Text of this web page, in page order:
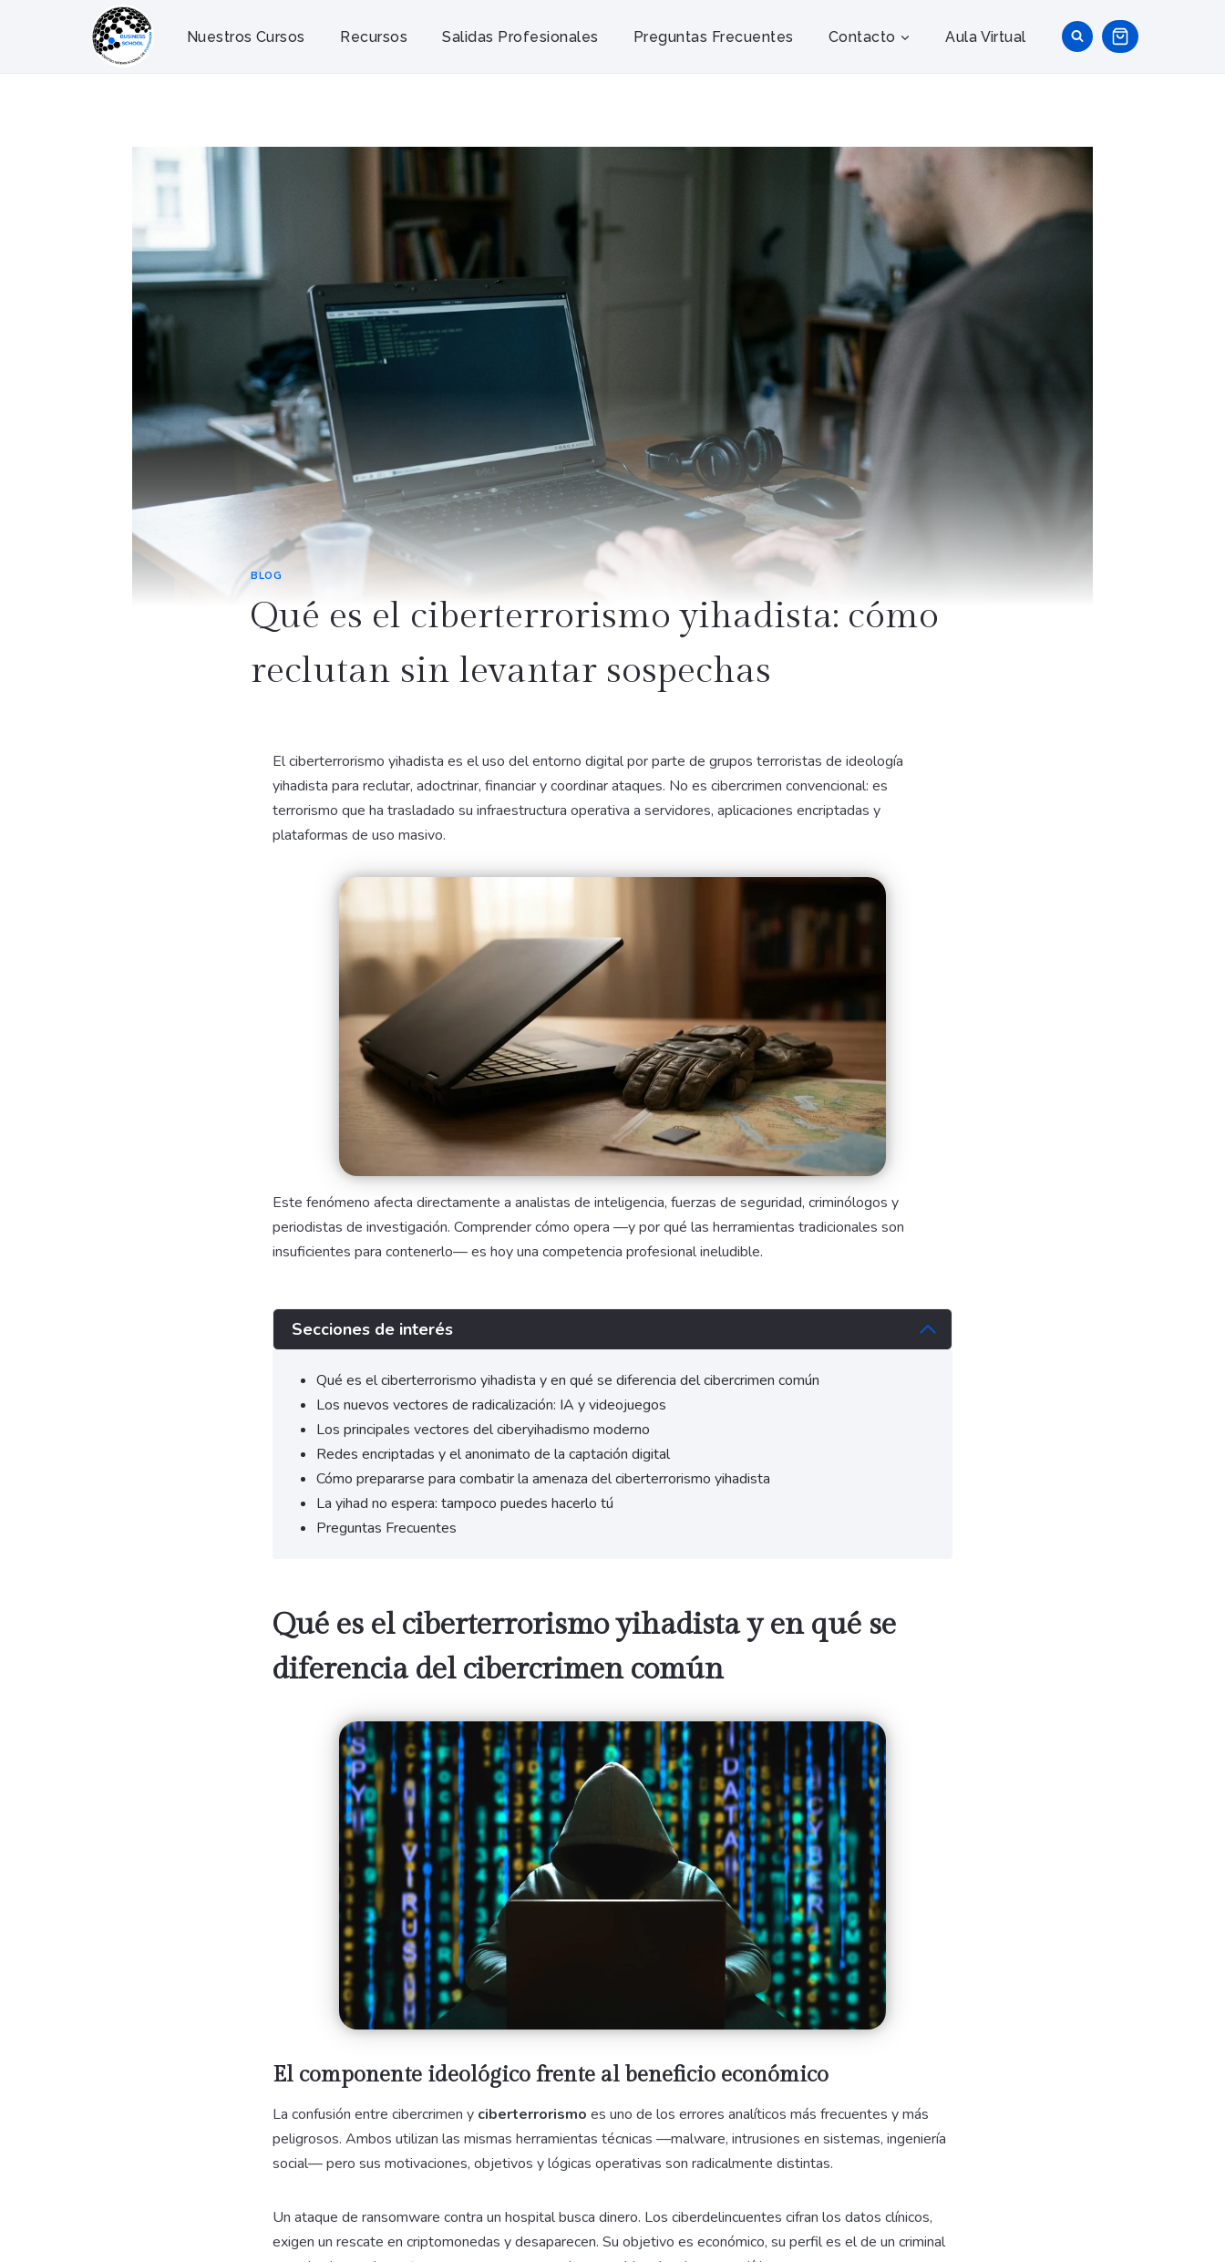
Nuestros Cursos Recursos Salidas Profesionales Preguntas Frecuentes Contacto Aula Virtual
BLOG
Qué es el ciberterrorismo yihadista: cómo
reclutan sin levantar sospechas
El ciberterrorismo yihadista es el uso del entorno digital por parte de grupos terroristas de ideología
yihadista para reclutar, adoctrinar, financiar y coordinar ataques. No es cibercrimen convencional: es
terrorismo que ha trasladado su infraestructura operativa a servidores, aplicaciones encriptadas y
plataformas de uso masivo.
Este fenómeno afecta directamente a analistas de inteligencia, fuerzas de seguridad, criminólogos y
periodistas de investigación. Comprender cómo opera —y por qué las herramientas tradicionales son
insuficientes para contenerlo— es hoy una competencia profesional ineludible.
Secciones de interés
Qué es el ciberterrorismo yihadista y en qué se diferencia del cibercrimen común
Los nuevos vectores de radicalización: IA y videojuegos
Los principales vectores del ciberyihadismo moderno
Redes encriptadas y el anonimato de la captación digital
Cómo prepararse para combatir la amenaza del ciberterrorismo yihadista
La yihad no espera: tampoco puedes hacerlo tú
Preguntas Frecuentes
Qué es el ciberterrorismo yihadista y en qué se
diferencia del cibercrimen común
El componente ideológico frente al beneficio económico
La confusión entre cibercrimen y ciberterrorismo es uno de los errores analíticos más frecuentes y más
peligrosos. Ambos utilizan las mismas herramientas técnicas —malware, intrusiones en sistemas, ingeniería
social— pero sus motivaciones, objetivos y lógicas operativas son radicalmente distintas.
Un ataque de ransomware contra un hospital busca dinero. Los ciberdelincuentes cifran los datos clínicos,
exigen un rescate en criptomonedas y desaparecen. Su objetivo es económico, su perfil es el de un criminal